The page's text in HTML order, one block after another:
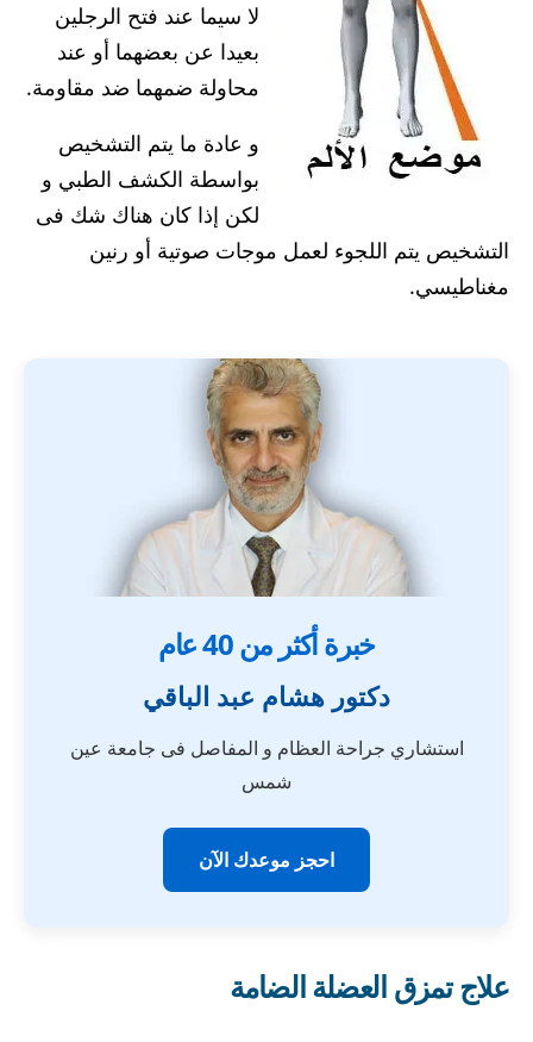
لا سيما عند فتح الرجلين
بعيدا عن بعضهما أو عند
محاولة ضمهما ضد مقاومة.
و عادة ما يتم التشخيص
بواسطة الكشف الطبي و
لكن إذا كان هناك شك فى
التشخيص يتم اللجوء لعمل موجات صوتية أو رنين
مغناطيسي.
خبرة أكثر من 40 عام
دكتور هشام عبد الباقي
استشاري جراحة العظام و المفاصل فى جامعة عين
شمس
احجز موعدك الآن
علاج تمزق العضلة الضامة